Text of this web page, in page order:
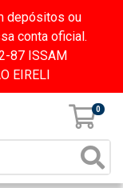
depósitos ou
conta oficial.
87 ISSAM
EIRELI
0